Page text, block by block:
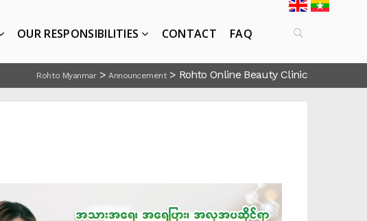
OUR RESPONSIBILITIES CONTACT FAQ
Rohto Myanmar>Announcement> Rohto Online Beauty Clinic